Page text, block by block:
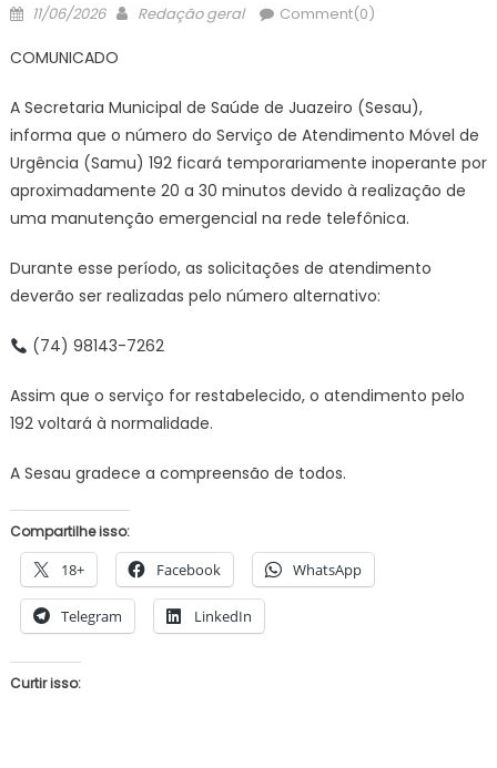
Posted
11/06/2026 Author
Redação geral Comment(0)
COMUNICADO
A Secretaria Municipal de Saúde de Juazeiro (Sesau),
informa que o número do Serviço de Atendimento Móvel de
Urgência (Samu) 192 ficará temporariamente inoperante por
aproximadamente 20 a 30 minutos devido à realização de
uma manutenção emergencial na rede telefônica.
Durante esse período, as solicitações de atendimento
deverão ser realizadas pelo número alternativo:
(74) 98143-7262
Assim que o serviço for restabelecido, o atendimento pelo
192 voltará à normalidade.
A Sesau gradece a compreensão de todos.
Compartilhe isso:
18+ Facebook WhatsApp
Telegram LinkedIn
Curtir isso: